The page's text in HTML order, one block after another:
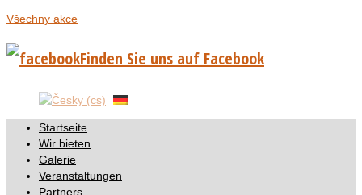
Všechny akce
Finden Sie uns auf Facebook
Startseite
Wir bieten
Galerie
Veranstaltungen
Partners